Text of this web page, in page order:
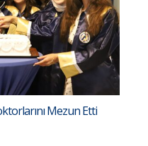
Mezun Etti